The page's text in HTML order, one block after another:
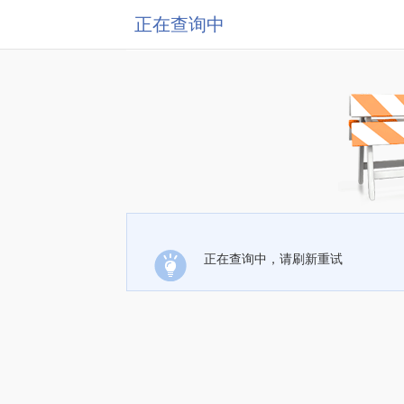
正在查询中
正在查询中，请刷新重试